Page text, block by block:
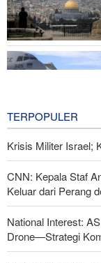
IRGC: Pengakuan
Perjuangan Media
TERPOPULER
Krisis Militer Israel;
CNN: Kepala Staf
Keluar dari Perang
National Interest:
Drone—Strategi